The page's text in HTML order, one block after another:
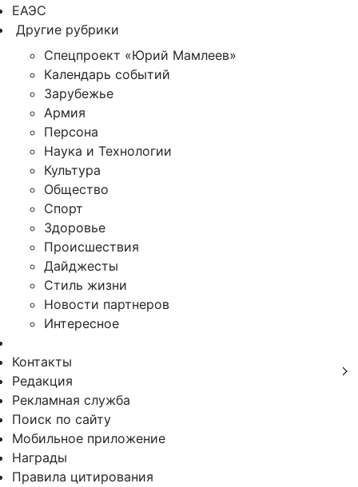
ЕАЭС
Другие рубрики
Спецпроект «Юрий Мамлеев»
Календарь событий
Зарубежье
Армия
Персона
Наука и Технологии
Культура
Общество
Спорт
Здоровье
Происшествия
Дайджесты
Стиль жизни
Новости партнеров
Интересное
Контакты
Редакция
Рекламная служба
Поиск по сайту
Мобильное приложение
Награды
Правила цитирования